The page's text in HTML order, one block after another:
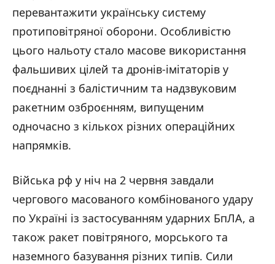
перевантажити українську систему
протиповітряної оборони. Особливістю
цього нальоту стало масове використання
фальшивих цілей та дронів-імітаторів у
поєднанні з балістичним та надзвуковим
ракетним озброєнням, випущеним
одночасно з кількох різних операційних
напрямків.
Війська рф у ніч на 2 червня завдали
чергового масованого комбінованого удару
по Україні із застосуванням ударних БпЛА, а
також ракет повітряного, морського та
наземного базування різних типів. Сили